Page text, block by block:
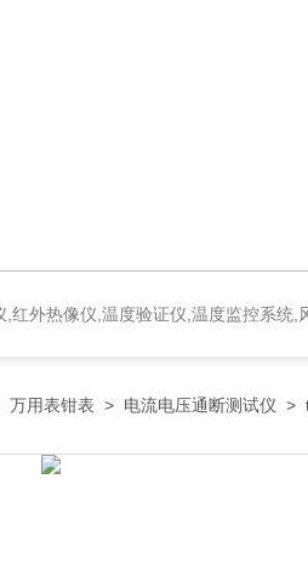
红外热像仪,温度验证仪,温度监控系统,
万用表钳表 > 电流电压通断测试仪 >